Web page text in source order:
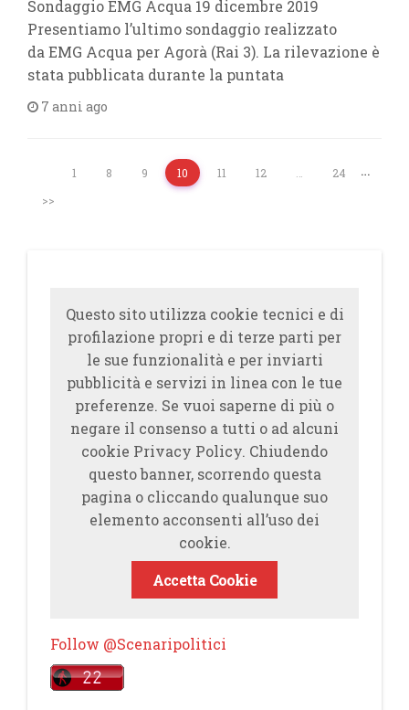
Sondaggio EMG Acqua 19 dicembre 2019
Presentiamo l’ultimo sondaggio realizzato
da EMG Acqua per Agorà (Rai 3). La rilevazione è
stata pubblicata durante la puntata
7 anni ago
1 …
8 9 10 11 12
24
>>
Questo sito utilizza cookie tecnici e di
profilazione propri e di terze parti per
le sue funzionalità e per inviarti
pubblicità e servizi in linea con le tue
preferenze. Se vuoi saperne di più o
negare il consenso a tutti o ad alcuni
cookie Privacy Policy. Chiudendo
questo banner, scorrendo questa
pagina o cliccando qualunque suo
elemento acconsenti all’uso dei
cookie.
Accetta Cookie
Follow @Scenaripolitici